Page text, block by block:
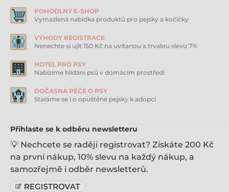
POHODLNÝ E-SHOP
Vymazlená nabídka produktů pro pejsky a kočičky
VÝHODY REGISTRACE
Nenechte si ujít 150 Kč na uvítanou a trvalou slevu 7%
HOTEL PRO PSY
Nabízíme hlídání psů v domácím prostředí
DOČASNÁ PÉČE O PSY
Staráme se i o opuštěné pejsky k adopci
Přihlaste se k odběru newsletteru
💡 Nechcete se raději registrovat? Získáte 200 Kč
na první nákup, 10% slevu na každý nákup, a
samozřejmě i odběr newsletterů.